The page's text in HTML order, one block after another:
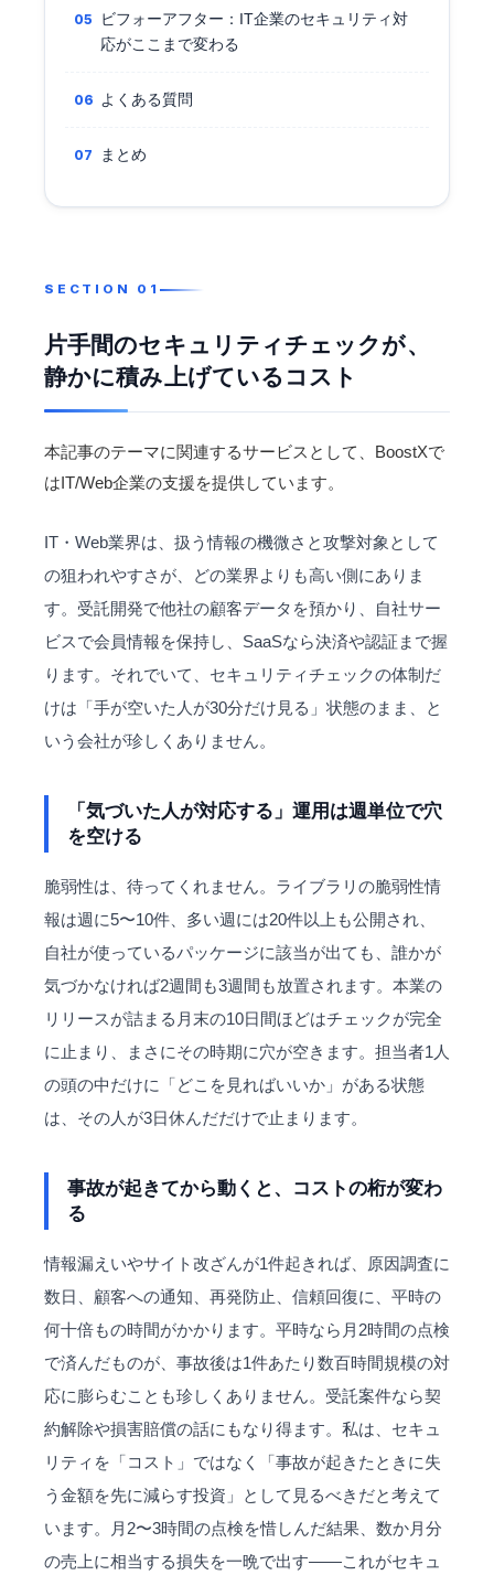
ビフォーアフター：IT企業のセキュリティ対
応がここまで変わる
よくある質問
まとめ
片手間のセキュリティチェックが、
静かに積み上げているコスト
本記事のテーマに関連するサービスとして、BoostXで
はIT/Web企業の支援を提供しています。
IT・Web業界は、扱う情報の機微さと攻撃対象として
の狙われやすさが、どの業界よりも高い側にありま
す。受託開発で他社の顧客データを預かり、自社サー
ビスで会員情報を保持し、SaaSなら決済や認証まで握
ります。それでいて、セキュリティチェックの体制だ
けは「手が空いた人が30分だけ見る」状態のまま、と
いう会社が珍しくありません。
「気づいた人が対応する」運用は週単位で穴
を空ける
脆弱性は、待ってくれません。ライブラリの脆弱性情
報は週に5〜10件、多い週には20件以上も公開され、
自社が使っているパッケージに該当が出ても、誰かが
気づかなければ2週間も3週間も放置されます。本業の
リリースが詰まる月末の10日間ほどはチェックが完全
に止まり、まさにその時期に穴が空きます。担当者1人
の頭の中だけに「どこを見ればいいか」がある状態
は、その人が3日休んだだけで止まります。
事故が起きてから動くと、コストの桁が変わ
る
情報漏えいやサイト改ざんが1件起きれば、原因調査に
数日、顧客への通知、再発防止、信頼回復に、平時の
何十倍もの時間がかかります。平時なら月2時間の点検
で済んだものが、事故後は1件あたり数百時間規模の対
応に膨らむことも珍しくありません。受託案件なら契
約解除や損害賠償の話にもなり得ます。私は、セキュ
リティを「コスト」ではなく「事故が起きたときに失
う金額を先に減らす投資」として見るべきだと考えて
います。月2〜3時間の点検を惜しんだ結果、数か月分
の売上に相当する損失を一晩で出す——これがセキュ